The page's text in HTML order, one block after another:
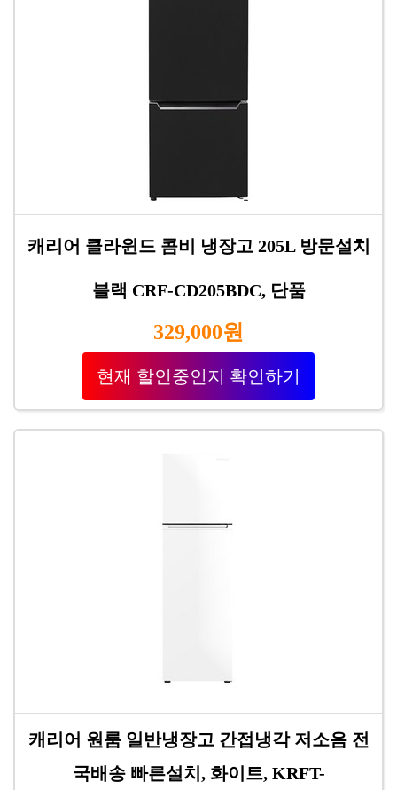
캐리어 클라윈드 콤비 냉장고 205L 방문설치
블랙 CRF-CD205BDC, 단품
329,000원
현재 할인중인지 확인하기
캐리어 원룸 일반냉장고 간접냉각 저소음 전
국배송 빠른설치, 화이트, KRFT-